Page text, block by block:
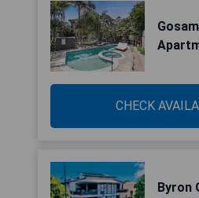
CHECK
Byron